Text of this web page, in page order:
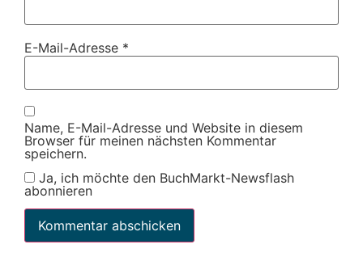
E-Mail-Adresse *
Name, E-Mail-Adresse und Website in diesem
Browser für meinen nächsten Kommentar
speichern.
Ja, ich möchte den BuchMarkt-Newsflash
abonnieren